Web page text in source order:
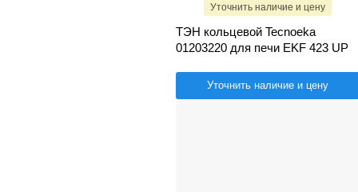
Уточнить наличие и цену
ТЭН кольцевой Tecnoeka
01203220 для печи EKF 423 UP
Уточнить наличие и цену